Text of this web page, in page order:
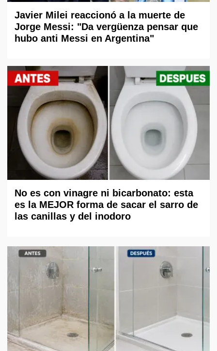
Javier Milei reaccionó a la muerte de
Jorge Messi: "Da vergüenza pensar que
hubo anti Messi en Argentina"
No es con vinagre ni bicarbonato: esta
es la MEJOR forma de sacar el sarro de
las canillas y del inodoro